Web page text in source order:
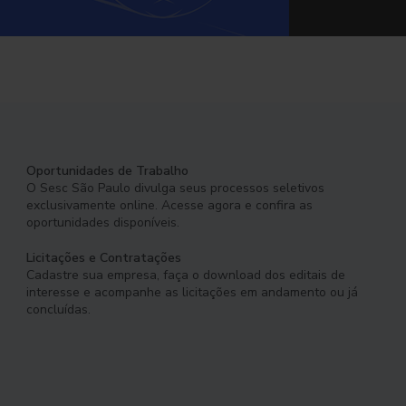
Oportunidades de Trabalho
O Sesc São Paulo divulga seus processos seletivos
exclusivamente online. Acesse agora e confira as
oportunidades disponíveis.
Licitações e Contratações
Cadastre sua empresa, faça o download dos editais de
interesse e acompanhe as licitações em andamento ou já
concluídas.